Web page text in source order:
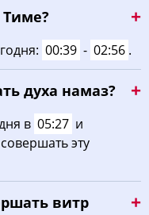
16:16 19:21 21:02
00:39 - 02:56 .
духа намаз?
в 05:27 и
эту
витр